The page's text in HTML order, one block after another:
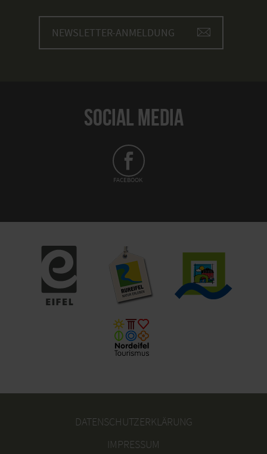
NEWSLETTER-ANMELDUNG
SOCIAL MEDIA
FACEBOOK
DATENSCHUTZERKLÄRUNG
IMPRESSUM